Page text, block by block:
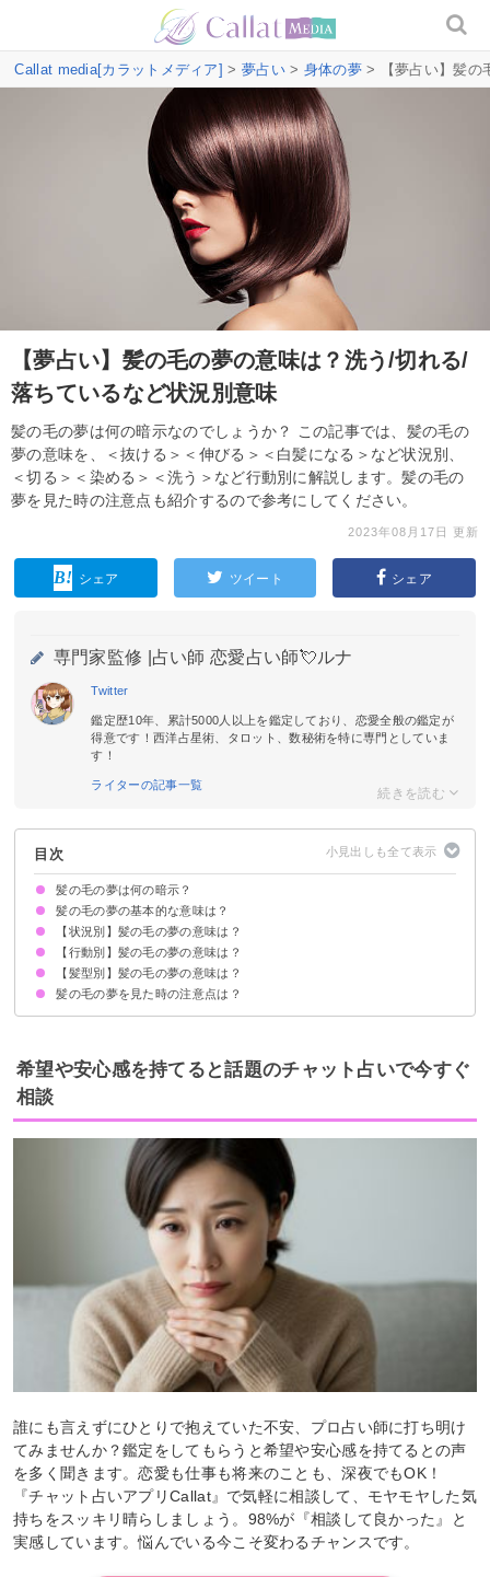
Callat media[カラットメディア] > 夢占い> 身体の夢> 【夢占い】髪の
【夢占い】髪の毛の夢の意味は？洗う/切れる/
落ちているなど状況別意味
髪の毛の夢は何の暗示なのでしょうか？ この記事では、髪の毛の
夢の意味を、＜抜ける＞＜伸びる＞＜白髪になる＞など状況別、
＜切る＞＜染める＞＜洗う＞など行動別に解説します。髪の毛の
夢を見た時の注意点も紹介するので参考にしてください。
2023年08月17日 更新
シェア ツイート シェア
専門家監修 | 占い師 恋愛占い師💘ルナ
Twitter
鑑定歴10年、累計5000人以上を鑑定しており、恋愛全般の鑑定が
得意です！西洋占星術、タロット、数秘術を特に専門としていま
す！
ライターの記事一覧
目次
髪の毛の夢は何の暗示？
髪の毛の夢の基本的な意味は？
良い印象だったら恋愛運UP
悪い印象なら悩みの暗示
状況によって意味が決まる
【状況別】髪の毛の夢の意味は？
髪の毛が抜ける夢【予知夢】
髪が伸びる夢【吉夢】
白髪になる夢【凶夢】
髪が大量に抜ける夢【予知夢】
髪がごっそり束で抜ける夢【警告夢】
髪が薄くなる夢【予知夢】
髪の毛が長い夢【吉夢】
髪の毛を引っ張られる夢【予知夢】
口から髪の毛を引っ張る夢【予知夢】
髪の毛を触られる夢【吉夢】
髪の毛がちぎれる夢【予知夢】
髪の毛が落ちている夢【警告夢】
髪の毛を結ってもらう夢【吉夢】
髪の毛が絡まる夢【凶夢】
髪の毛から虫が出てくる夢【予知夢】
【行動別】髪の毛の夢の意味は？
髪の毛を切る夢【予知夢】
髪の毛を染める夢【吉夢】
髪の毛を洗う夢【予知夢】
髪の毛を巻く夢【予知夢】
髪の毛をとかす夢【予知夢】
髪の毛を食べる夢【警告夢】
髪の毛を掃除する夢【吉夢】
髪の毛をセットする夢【吉夢】
髪の毛を結ぶ夢【予知夢】
【髪型別】髪の毛の夢の意味は？
髪の毛を坊主にする夢【不安夢】
髪の毛をショートにする夢【吉夢】
髪の毛をボブにする夢【正夢】
髪の毛にパーマをかける夢【吉夢】
髪の毛を三つ編みにする夢【予知夢】
髪にエクステをつける夢【予知夢】
髪の毛の夢を見た時の注意点は？
吉夢なら特に恋愛面で積極的に行動する
警告夢や凶夢なら内容を人に話す
希望や安心感を持てると話題のチャット占いで今すぐ
相談
誰にも言えずにひとりで抱えていた不安、プロ占い師に打ち明け
てみませんか？鑑定をしてもらうと希望や安心感を持てるとの声
を多く聞きます。恋愛も仕事も将来のことも、深夜でもOK！
『チャット占いアプリCallat』で気軽に相談して、モヤモヤした気
持ちをスッキリ晴らしましょう。98%が『相談して良かった』と
実感しています。悩んでいる今こそ変わるチャンスです。